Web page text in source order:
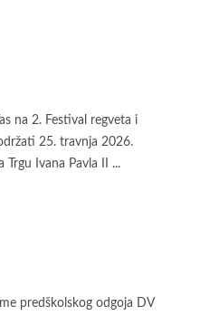
na 2. Festival regveta i
25. travnja 2026.
Ivana Pavla II ...
predškolskog odgoja DV